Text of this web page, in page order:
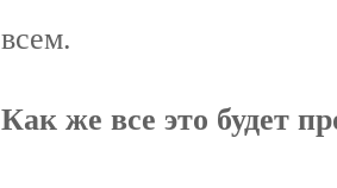
всем.
Как же все это будет